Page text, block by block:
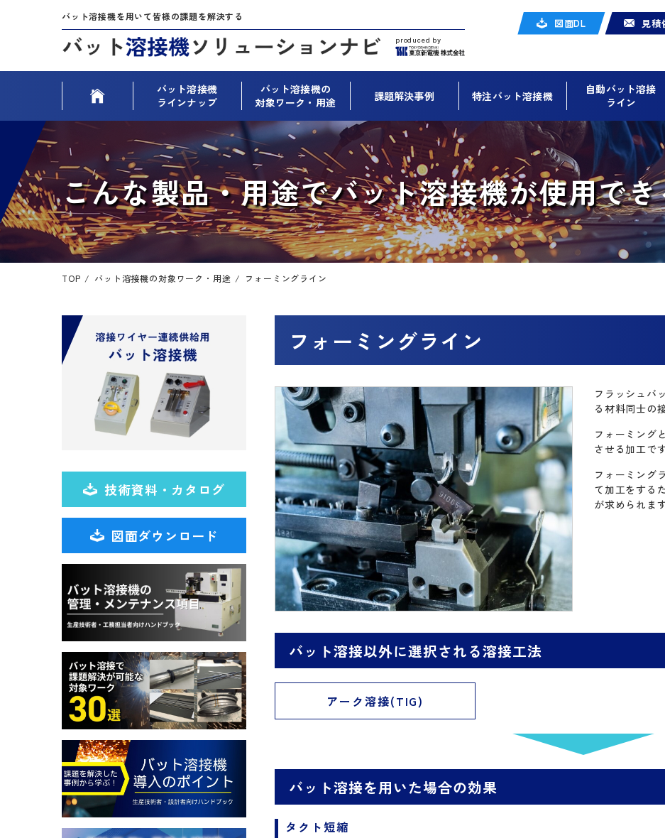
バット溶接機を用いて皆様の課題を解決する
produced by
図面DL 見積
バット溶接機
ラインナップ
バット溶接機の
対象ワーク・用途
課題解決事例 特注バット溶接機
自動バット溶接
ライン
こんな製品・用途でバット溶接機が使用で
TOP バット溶接機の対象ワーク・用途 フォーミングライン
技術資料・カタログ
図面ダウンロード
フォーミングライン
フラッシュバ
る材料同士の
フォーミング
させる加工です
フォーミング
て加工をする
が求められます
バット溶接以外に選択される溶接工法
アーク溶接(TIG)
バット溶接を用いた場合の効果
タクト短縮